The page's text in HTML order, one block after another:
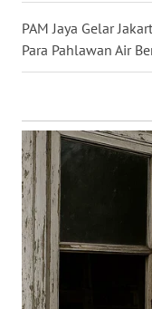
PAM Jaya Gelar
Para Pahlawan Air
WN
TAPANULI
SELATAN
WN
TANJUNG
LESUNG
WN
KARO
SIMALUNGUN